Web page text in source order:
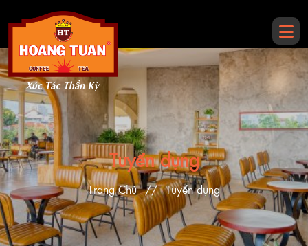
Tuyển dụng
Trang Chủ // Tuyển dụng